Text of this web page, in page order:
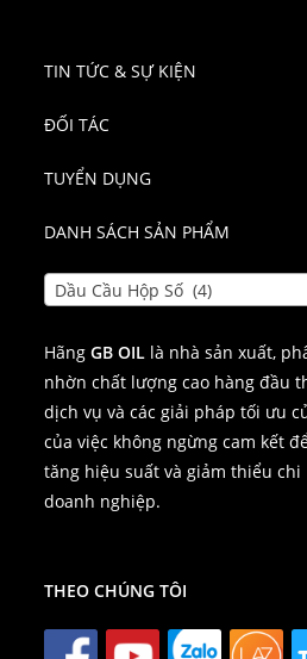
TIN TỨC & SỰ KIỆN
ĐỐI TÁC
TUYỂN DỤNG
DANH SÁCH SẢN PHẨM
Dầu Cầu Hộp Số (4)
HãngGB OIL là nhà sản xuất,
nhờn chất lượng cao hàng đầu
dịch vụ và các giải pháp tối ưu
của việc không ngừng cam kết
tăng hiệu suất và giảm thiểu chi
doanh nghiệp.
THEO CHÚNG TÔI